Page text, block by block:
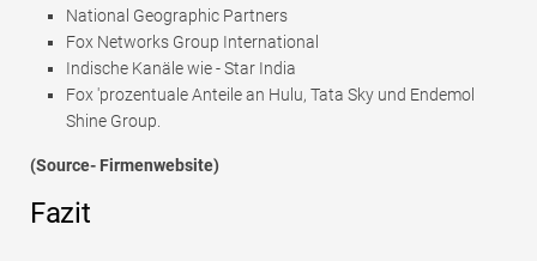
National Geographic Partners
Fox Networks Group International
Indische Kanäle wie - Star India
Fox 'prozentuale Anteile an Hulu, Tata Sky und Endemol
Shine Group.
(Source- Firmenwebsite)
Fazit